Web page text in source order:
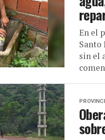
En el
Santo
sin el